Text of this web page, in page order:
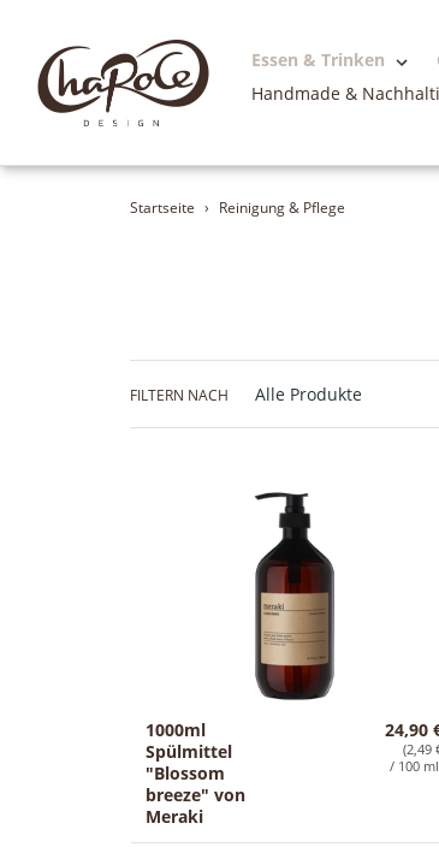
zum
Essen & Trinken
Handmade &
Startseite › Reinigung & Pflege
FILTERN NACH
1000ml
Spülmittel
"Blossom
breeze" von
Meraki
24,90
(2,49
/ 100